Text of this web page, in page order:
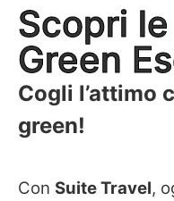
Scopri
Green
Cogli l’attimo
green!
Con Suite Travel,